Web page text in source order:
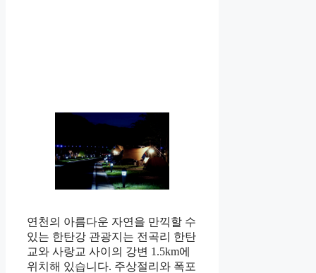
연천의 아름다운 자연을 만끽할 수
있는 한탄강 관광지는 전곡리 한탄
교와 사랑교 사이의 강변 1.5km에
위치해 있습니다. 주상절리와 폭포